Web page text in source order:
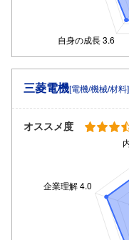
三菱電機[電機/機械/材料]
オススメ度